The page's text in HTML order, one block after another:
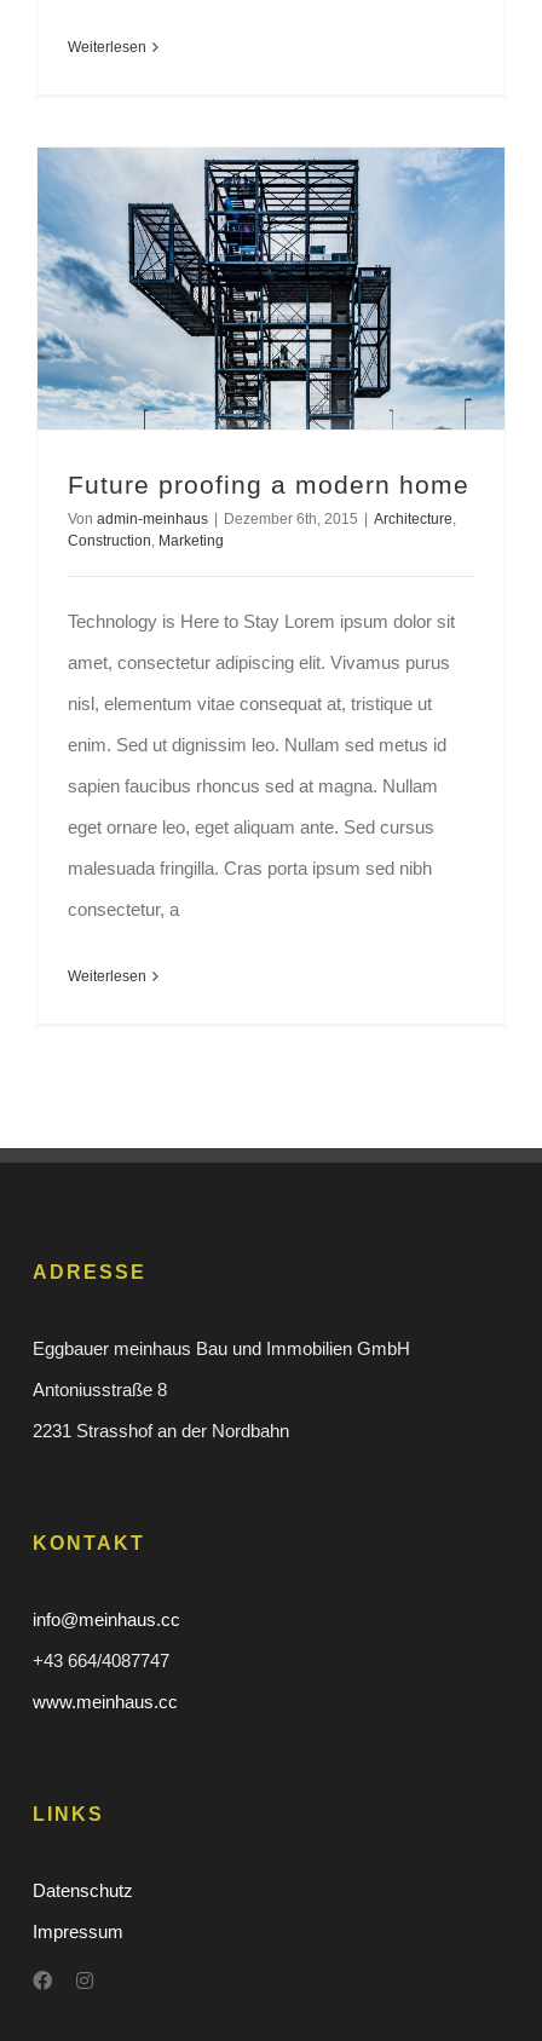
Weiterlesen
Future proofing a modern home
Von admin-meinhaus Dezember 6th, 2015 Architecture,
Construction, Marketing
Technology is Here to Stay Lorem ipsum dolor sit
amet, consectetur adipiscing elit. Vivamus purus
nisl, elementum vitae consequat at, tristique ut
enim. Sed ut dignissim leo. Nullam sed metus id
sapien faucibus rhoncus sed at magna. Nullam
eget ornare leo, eget aliquam ante. Sed cursus
malesuada fringilla. Cras porta ipsum sed nibh
consectetur, a
Weiterlesen
ADRESSE
Eggbauer meinhaus Bau und Immobilien GmbH
Antoniusstraße 8
2231 Strasshof an der Nordbahn
KONTAKT
info@meinhaus.cc
+43 664/4087747
www.meinhaus.cc
LINKS
Datenschutz
Impressum